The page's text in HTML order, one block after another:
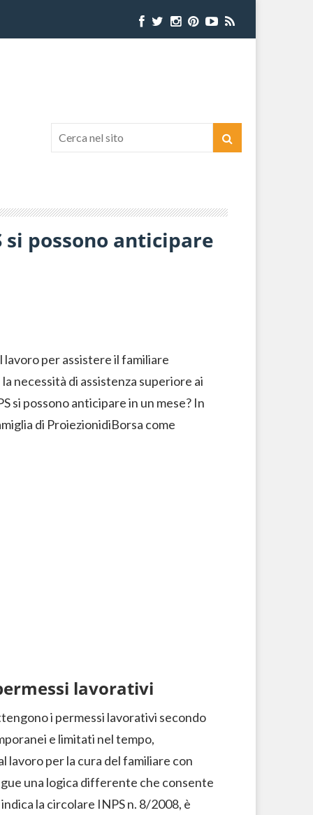
si possono anticipare
per assistere il familiare
necessità di assistenza superiore ai
si possono anticipare in un mese? In
di ProiezionidiBorsa come
lavorativi
i permessi lavorativi secondo
e limitati nel tempo,
lavoro per la cura del familiare con
una logica differente che consente
la circolare INPS n. 8/2008, è